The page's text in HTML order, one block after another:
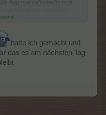
und ist auf dem neuesten
hatte ich gemacht und
das es am nächsten Tag